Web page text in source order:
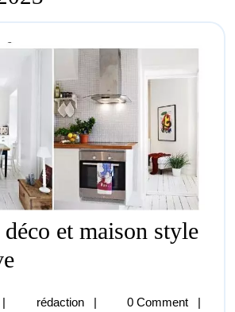
déco et maison style
Tendance
19| rédaction
Tendance
| 0 Comment
|